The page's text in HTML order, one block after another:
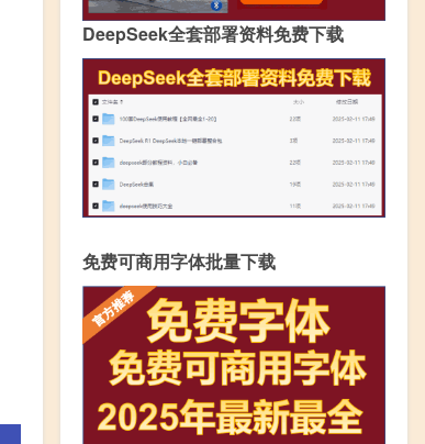
DeepSeek全套部署资料免费下载
免费可商用字体批量下载